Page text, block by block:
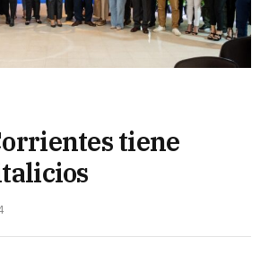
tiene